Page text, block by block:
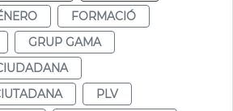
FORMACIÓ
GRUP GAMA
PLV